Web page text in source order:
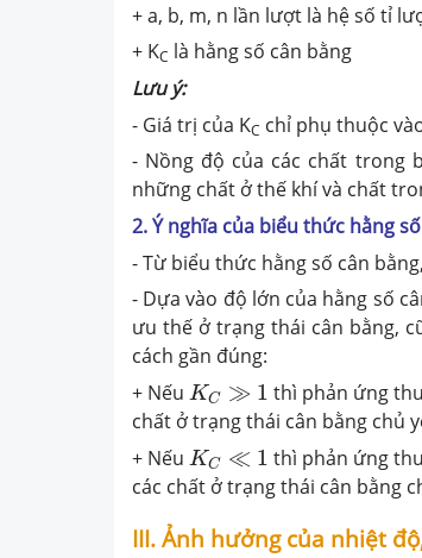
+ a, b, m, n lần lượt là hệ số tỉ
+ KC là hằng số cân bằng
Lưu ý:
- Giá trị của KC chỉ phụ thuộc
- Nồng độ của các chất trong
những chất ở thế khí và chất
2. Ý nghĩa của biểu thức hằng
- Từ biểu thức hằng số cân
- Dựa vào độ lớn của hằng số
ưu thế ở trạng thái cân bằng,
cách gần đúng:
+ Nếu KC ≫ 1
KC ≫1
thì phản ứng
chất ở trạng thái cân bằng chủ
+ Nếu KC ≪ 1
KC ≪1
thì phản ứng
các chất ở trạng thái cân bằng
III. Ảnh hưởng của nhiệt